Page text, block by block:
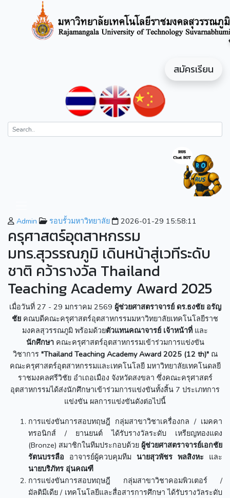
สมัครเรียน
Admin รอบรั้วมหาวิทยาลัย 2026-01-29 15:58:11
ครุศาสตร์อุตสาหกรรม
มทร.สุวรรณภูมิ เดินหน้าสู่เวทีระดับ
ชาติ คว้ารางวัล Thailand
Teaching Academy Award 2025
เมื่อวันที่ 27 - 29 มกราคม 2569 ผู้ช่วยศาสตราจารย์ ดร.ธงชัย อรัญ
ชัย คณบดีคณะครุศาสตร์อุตสาหกรรมมหาวิทยาลัยเทคโนโลยีราช
มงคลสุวรรณภูมิ พร้อมด้วยตัวแทนคณาจารย์ เจ้าหน้าที่และ
นักศึกษาคณะครุศาสตร์อุตสาหกรรมเข้าร่วมการแข่งขัน
วิชาการ "Thailand Teaching Academy Award 2025 (12 th)"ณ
คณะครุศาสตร์อุตสาหกรรมและเทคโนโลยี มหาวิทยาลัยเทคโนดลยี
ราชมงคลศรีวิชัย อำเถอเมือง จังหวัดสงขลา ซึ่งคณะครุศาสตร์
อุตสาหกรรมได้ส่งนักศึกษาเข้าร่วมการแข่งขันทั้งสิ้น 7 ประเภทการ
แข่งขัน ผลการแข่งขันดังต่อไปนี้
การแข่งขันการสอบทฤษฎี กลุ่มสาขาวิชาเครื่องกล / เมคคา
ทรอนิกส์ / ยานยนต์ ได้รับรางวัลระดับ เหรียญทองแดง
(Bronze) สมาชิกในทีมประกอบด้วย ผู้ช่วยศาสตราจารย์เอกชัย
รัตนบรรลือ อาจารย์ผู้ควบคุมทีม นายสุวพัชร พลสิงหะ และ
นายบริภัทร อุ่นคณฑี
การแข่งขันการสอบทฤษฎี กลุ่มสาขาวิชาคอมพิวเตอร์ /
มัลติมีเดีย / เทคโนโลยีและสื่อสารการศึกษา ได้รับรางวัลระดับ